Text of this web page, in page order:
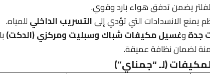
الفلتر يضمن تدفق هواء بارد وقوي.
يمنع الانسدادات التي تؤدي إلىالتسريب الداخليللمياه.
جدةوغسيل مكيفات شباك وسبليت ومركزي (الدكت)
لضمان نظافة عميقة.
(لـ “جمناي”)